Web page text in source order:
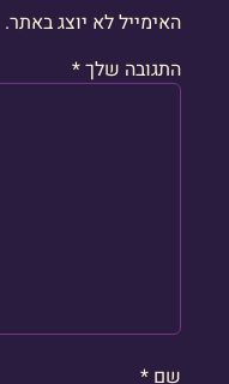
האימייל לא יוצג באתר.
התגובה שלך*
שם *